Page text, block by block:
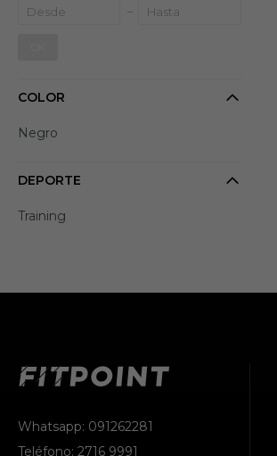
COLOR
Negro
DEPORTE
Training
Whatsapp: 091262281
Teléfono: 2716 9991